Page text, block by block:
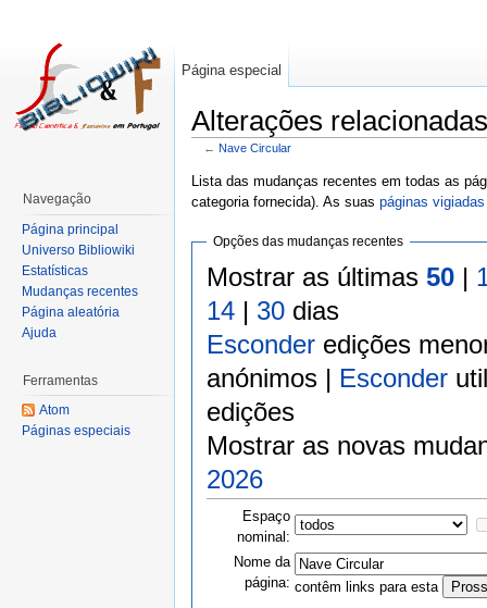
Alterações
← Nave Circular
Lista das mudanças recentes em todas as
categoria fornecida). As suas páginas vigiadas
Opções das mudanças recentes
Mostrar as últimas 50|
14| 30dias
Esconderedições
anónimos | Esconder
edições
Mostrar as novas
2026
Espaço
nominal:
Nome da
página: contêm links para esta
Página especial
Navegação
Página principal
Universo Bibliowiki
Estatísticas
Mudanças recentes
Página aleatória
Ajuda
Ferramentas
Atom
Páginas especiais